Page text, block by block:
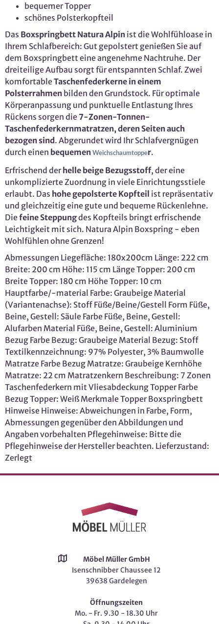
bequemer Topper
schönes Polsterkopfteil
Das Boxspringbett Natura Alpin ist die Wohlfühloase in
Ihrem Schlafbereich: Gut gepolstert genießen Sie auf
dem Boxspringbett eine angenehme Nachtruhe. Der
dreiteilige Aufbau sorgt für entspannten Schlaf. Zwei
komfortableTaschenfederkerne in einem
Polsterrahmen bilden den Grundstock. Für optimale
Körperanpassung und punktuelle Entlastung Ihres
Rückens sorgen die 7-Zonen-Tonnen-
Taschenfederkernmatratzen, deren Seiten auch
bezogen sind. Abgerundet wird Ihr Schlafvergnügen
durch einen bequemen Weichschaumtopper.
Erfrischend derhelle beige Bezugsstoff, der eine
unkomplizierte Zuordnung in viele Einrichtungsstiele
erlaubt. Das hohe gepolsterte Kopfteil ist repräsentativ
und gleichzeitig eine gute und bequeme Rückenlehne.
Diefeine Steppungdes Kopfteils bringt erfrischende
Leichtigkeit mit sich. Natura Alpin Boxspring - eben
Wohlfühlen ohne Grenzen!
Abmessungen Liegefläche: 180x200cm Länge: 222 cm
Breite: 200 cm Höhe: 115 cm Länge Topper: 200 cm
Breite Topper: 180 cm Höhe Topper: 10 cm
Hauptfarbe/-material Farbe: Graubeige Material
(Variantenachse): Stoff Füße/Beine/Gestell Form Füße,
Beine, Gestell: Säule Farbe Füße, Beine, Gestell:
Alufarben Material Füße, Beine, Gestell: Aluminium
Bezug Farbe Bezug: Graubeige Material Bezug: Stoff
Textilkennzeichnung: 97% Polyester, 3% Baumwolle
Matratze Farbe Bezug Matratze: Graubeige Kernhöhe
Matratze: 22 cm Matratzenkern Beschreibung: 7 Zonen
Taschenfederkern mit Vliesabdeckung Topper Farbe
Bezug Topper: Weiß Merkmale Topper Boxspringbett
Hinweise Hinweise: Abweichungen in Farbe, Form,
Abmessungen gegenüber den Abbildungen und
Angaben vorbehalten Pflegehinweise: Bitte die
Pflegehinweise der Hersteller beachten. Lieferzustand:
Zerlegt
Möbel Müller GmbH
Isenschnibber Chaussee 12
39638 Gardelegen
Öffnungszeiten
Mo. - Fr. 9.30 - 18.30 Uhr